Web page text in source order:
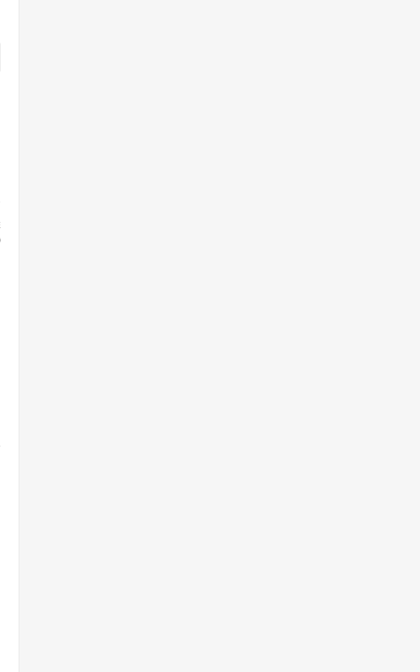
size limit exceeded, recBytes: 644, fileSize(64000000) – offset(63999576)
etcd/server/v3/etcdmain.Main\n\tgo.etcd.io/etcd/server/v3/